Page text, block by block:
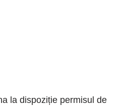
la dispoziție permisul de